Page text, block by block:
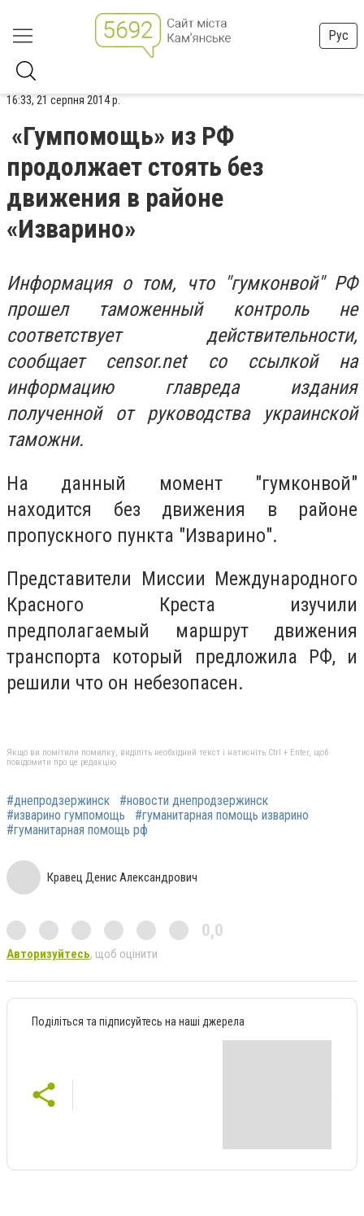
Рус
16:33, 21 серпня 2014 р.
«Гумпомощь» из РФ
продолжает стоять без
движения в районе
«Изварино»
Информация о том, что "гумконвой" РФ
прошел таможенный контроль не
соответствует действительности,
сообщает censor.net со ссылкой на
информацию главреда издания
полученной от руководства украинской
таможни.
На данный момент "гумконвой"
находится без движения в районе
пропускного пункта "Изварино".
Представители Миссии Международного
Красного Креста изучили
предполагаемый маршрут движения
транспорта который предложила РФ, и
решили что он небезопасен.
Якщо ви помітили помилку, виділіть необхідний текст і натисніть Ctrl + Enter, щоб
повідомити про це редакцію
#днепродзержинск
#новости днепродзержинск
#изварино гумпомощь
#гуманитарная помощь изварино
#гуманитарная помощь рф
Кравец Денис Александрович
0,0
Авторизуйтесь, щоб оцінити
Поділіться та підписуйтесь на наші джерела